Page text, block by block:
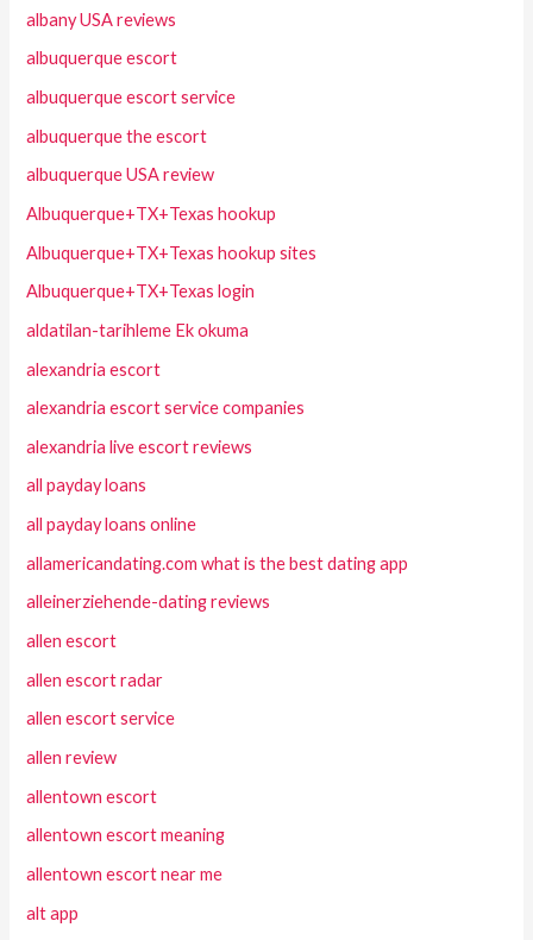
albany USA reviews
albuquerque escort
albuquerque escort service
albuquerque the escort
albuquerque USA review
Albuquerque+TX+Texas hookup
Albuquerque+TX+Texas hookup sites
Albuquerque+TX+Texas login
aldatilan-tarihleme Ek okuma
alexandria escort
alexandria escort service companies
alexandria live escort reviews
all payday loans
all payday loans online
allamericandating.com what is the best dating app
alleinerziehende-dating reviews
allen escort
allen escort radar
allen escort service
allen review
allentown escort
allentown escort meaning
allentown escort near me
alt app